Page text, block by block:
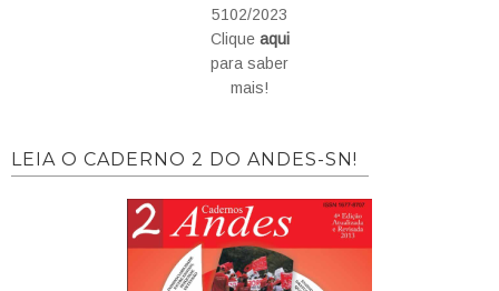
5102/2023
Clique aqui
para saber
mais!
LEIA O CADERNO 2 DO ANDES-SN!